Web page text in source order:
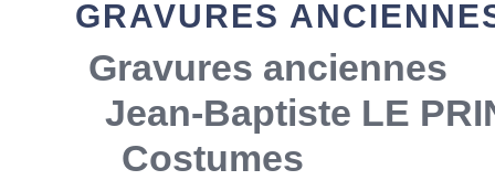
GRAVURES
Gravures anciennes
Jean-Baptiste LE
Costumes